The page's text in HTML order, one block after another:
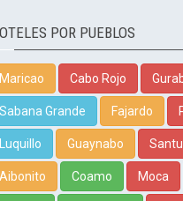
POR PUEBLOS
Maricao Cabo Rojo
Sabana Grande Fajardo
Luquillo Guaynabo
Aibonito Coamo Moca